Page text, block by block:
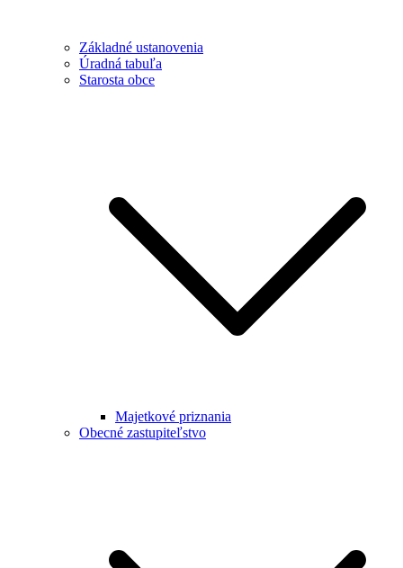
Základné ustanovenia
Úradná tabuľa
Starosta obce
Majetkové priznania
Obecné zastupiteľstvo